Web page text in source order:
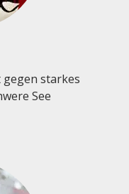
gegen starkes
See